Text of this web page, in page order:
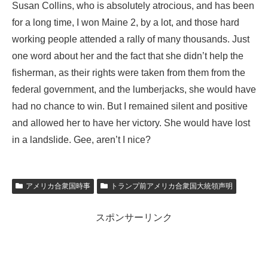
Susan Collins, who is absolutely atrocious, and has been
for a long time, I won Maine 2, by a lot, and those hard
working people attended a rally of many thousands. Just
one word about her and the fact that she didn’t help the
fisherman, as their rights were taken from them from the
federal government, and the lumberjacks, she would have
had no chance to win. But I remained silent and positive
and allowed her to have her victory. She would have lost
in a landslide. Gee, aren’t I nice?
アメリカ合衆国時事 トランプ前アメリカ合衆国大統領声明
スポンサーリンク